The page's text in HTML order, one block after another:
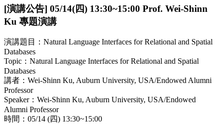
[演講公告] 05/14(四) 13:30~15:00 Prof. Wei-Shinn
Ku 專題演講
演講題目：Natural Language Interfaces for Relational and Spatial
Databases
Topic：Natural Language Interfaces for Relational and Spatial
Databases
講者：Wei-Shinn Ku, Auburn University, USA/Endowed Alumni
Professor
Speaker：Wei-Shinn Ku, Auburn University, USA/Endowed
Alumni Professor
時間：05/14 (四) 13:30~15:00